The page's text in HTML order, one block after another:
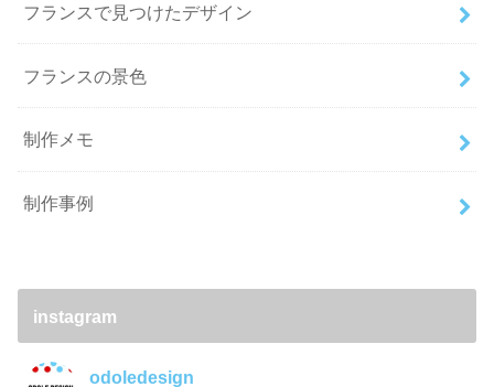
フランスで見つけたデザイン
フランスの景色
制作メモ
制作事例
instagram
odoledesign